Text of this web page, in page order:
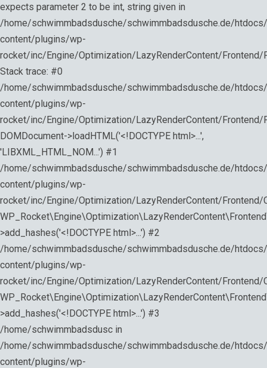
expects parameter 2 to be int, string given in
/home/schwimmbadsdusche/schwimmbadsdusche.de/
content/plugins/wp-
rocket/inc/Engine/Optimization/LazyRenderContent/Frontend/
Stack trace: #0
/home/schwimmbadsdusche/schwimmbadsdusche.de/
content/plugins/wp-
rocket/inc/Engine/Optimization/LazyRenderContent/Frontend/
DOMDocument->loadHTML('<!DOCTYPE html>...',
'LIBXML_HTML_NOM...') #1
/home/schwimmbadsdusche/schwimmbadsdusche.de/
content/plugins/wp-
rocket/inc/Engine/Optimization/LazyRenderContent/Frontend/
>add_hashes('<!DOCTYPE html>...') #2
/home/schwimmbadsdusche/schwimmbadsdusche.de/
content/plugins/wp-
rocket/inc/Engine/Optimization/LazyRenderContent/Frontend/
>add_hashes('<!DOCTYPE html>...') #3
/home/schwimmbadsdusc in
/home/schwimmbadsdusche/schwimmbadsdusche.de/
content/plugins/wp-